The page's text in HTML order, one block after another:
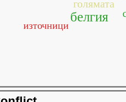
белгия
голямата
източници